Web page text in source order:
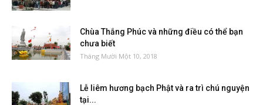
Chùa Thắng Phúc và những điều có thể bạn
chưa biết
Tháng Mười Một 10, 2018
Lễ liêm hương bạch Phật và ra trì chú nguyện
tại...